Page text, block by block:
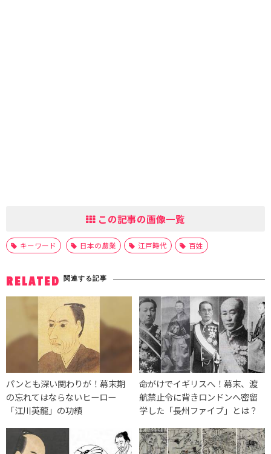
この記事の画像一覧
キーワード 日本の農業 江戸時代 百姓
RELATED 関連する記事
パンとも深い関わりが！幕末期
の忘れてはならないヒーロー
「江川英龍」の功績
命がけでイギリスへ！幕末、渡
航禁止令に背きロンドンへ密留
学した「長州ファイブ」とは？